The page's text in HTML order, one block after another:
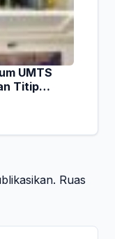
UMTS
Titip
Ruas